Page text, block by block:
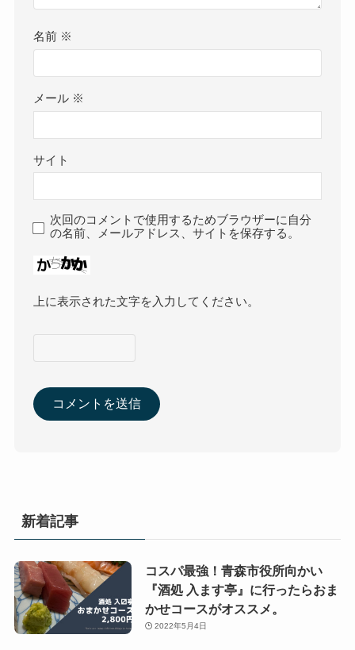
名前 ※
メール ※
サイト
次回のコメントで使用するためブラウザーに自分
の名前、メールアドレス、サイトを保存する。
上に表示された文字を入力してください。
新着記事
コスパ最強！青森市役所向かい
『酒処 入ます亭』に行ったらおま
かせコースがオススメ。
2022年5月4日